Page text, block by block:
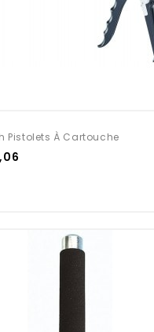
Pistolets À Cartouche